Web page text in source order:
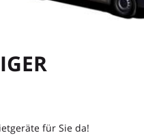
für Sie da!